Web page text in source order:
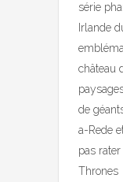
série
Irlande
château
de
a-Rede
pas
Thrones